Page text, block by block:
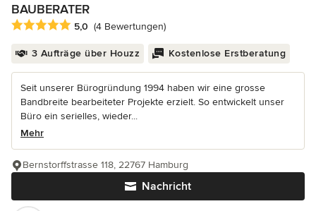
BAUBERATER
Durchschnittliche Bewertung: 5 von 5 Sternen
5,0 (4 Bewertungen)
3 Aufträge über Houzz Kostenlose Erstberatung
Seit unserer Bürogründung 1994 haben wir eine grosse
Bandbreite bearbeiteter Projekte erzielt. So entwickelt unser
Büro ein serielles, wieder...
Mehr
Nachricht
Bernstorffstrasse 118, 22767 Hamburg